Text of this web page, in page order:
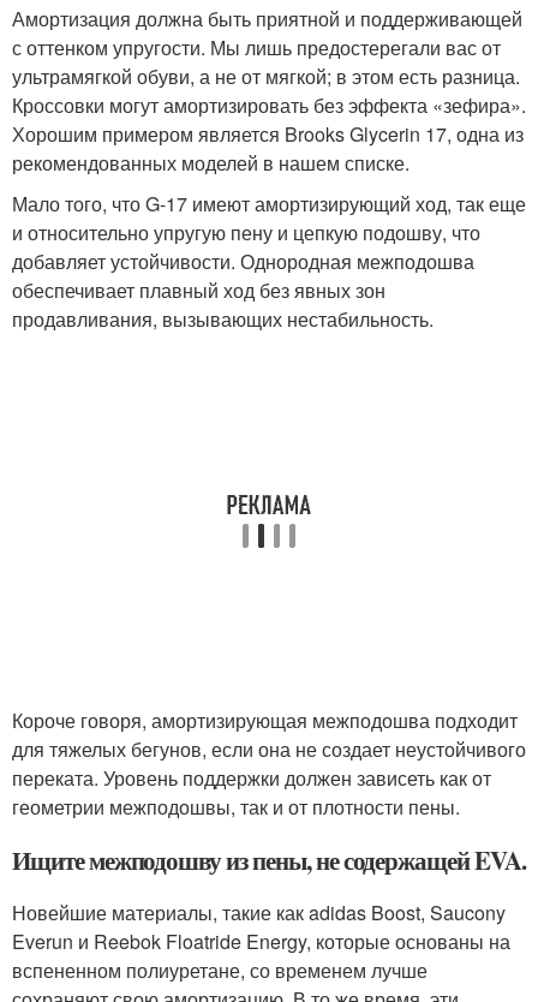
Амортизация должна быть приятной и поддерживающей
с оттенком упругости. Мы лишь предостерегали вас от
ультрамягкой обуви, а не от мягкой; в этом есть разница.
Кроссовки могут амортизировать без эффекта «зефира».
Хорошим примером является Brooks Glycerin 17, одна из
рекомендованных моделей в нашем списке.
Мало того, что G-17 имеют амортизирующий ход, так еще
и относительно упругую пену и цепкую подошву, что
добавляет устойчивости. Однородная межподошва
обеспечивает плавный ход без явных зон
продавливания, вызывающих нестабильность.
Короче говоря, амортизирующая межподошва подходит
для тяжелых бегунов, если она не создает неустойчивого
переката. Уровень поддержки должен зависеть как от
геометрии межподошвы, так и от плотности пены.
Ищите межподошву из пены, не содержащей EVA.
Новейшие материалы, такие как adidas Boost, Saucony
Everun и Reebok Floatride Energy, которые основаны на
вспененном полиуретане, со временем лучше